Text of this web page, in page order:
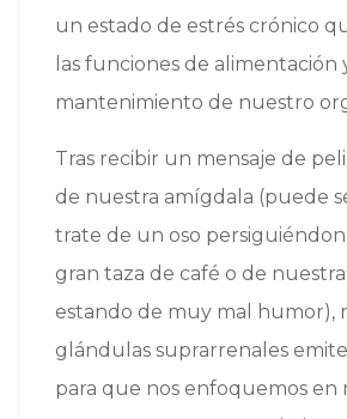
un estado de estrés crónico
las funciones de alimentación
mantenimiento de nuestro
Tras recibir un mensaje de
de nuestra amígdala (puede
trate de un oso
gran taza de café o de
estando de muy mal humor),
glándulas suprarrenales
para que nos enfoquemos en